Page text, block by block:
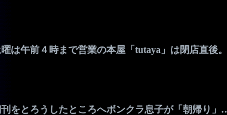
午前４時まで営業の本屋「tutaya」は閉店直後
をとろうしたところへボンクラ息子が「朝帰り